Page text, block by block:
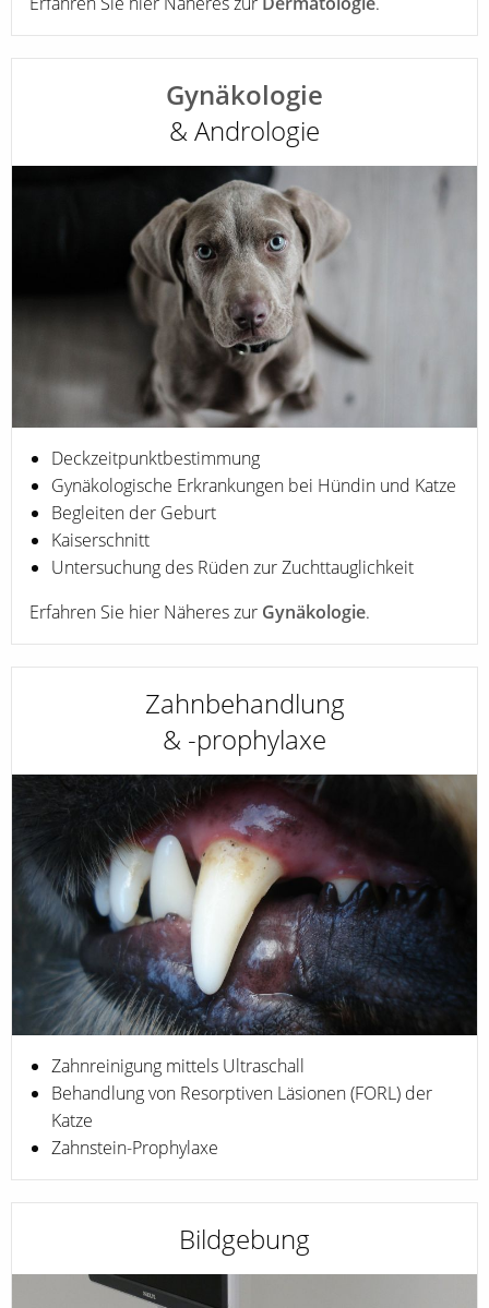
Gynäkologie
& Andrologie
Deckzeitpunktbestimmung
Gynäkologische Erkrankungen bei Hündin und Katze
Begleiten der Geburt
Kaiserschnitt
Untersuchung des Rüden zur Zuchttauglichkeit
Erfahren Sie hier Näheres zur Gynäkologie.
Zahnbehandlung
& -prophylaxe
Zahnreinigung mittels Ultraschall
Behandlung von Resorptiven Läsionen (FORL) der
Katze
Zahnstein-Prophylaxe
Bildgebung